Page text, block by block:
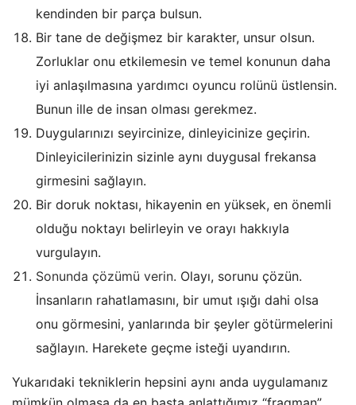
kendinden bir parça bulsun.
Bir tane de değişmez bir karakter, unsur olsun.
Zorluklar onu etkilemesin ve temel konunun daha
iyi anlaşılmasına yardımcı oyuncu rolünü üstlensin.
Bunun ille de insan olması gerekmez.
Duygularınızı seyircinize, dinleyicinize geçirin.
Dinleyicilerinizin sizinle aynı duygusal frekansa
girmesini sağlayın.
Bir doruk noktası, hikayenin en yüksek, en önemli
olduğu noktayı belirleyin ve orayı hakkıyla
vurgulayın.
Sonunda çözümü verin. Olayı, sorunu çözün.
İnsanların rahatlamasını, bir umut ışığı dahi olsa
onu görmesini, yanlarında bir şeyler götürmelerini
sağlayın. Harekete geçme isteği uyandırın.
Yukarıdaki tekniklerin hepsini aynı anda uygulamanız